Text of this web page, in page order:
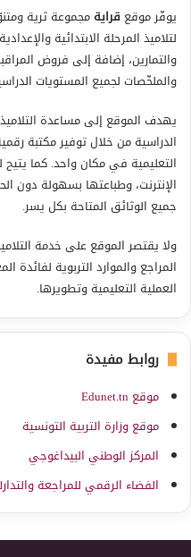
يوفّر موقع قرايةمجموعة ثرية
لتلاميذ المرحلة الابتدائية
والتمارين، إضافة إلى فروض
والملخّصات لجميع المستويات
يهدف الموقع إلى مساعدة
الدراسية من خلال توفير مكتبة
التعليمية في مكان واحد. كما يتيح
الإنترنت، وطباعتها بسهولة دون
جميع الوثائق المتاحة بكل يسر.
ولا يقتصر الموقع على خدمة
المراجع والموارد التربوية
العملية التعليمية وتطويرها.
روابط مفيدة
موقع Edunet.tn
موقع وزارة التربية التونسية
المركز الوطني البيداغوجي
الفضاء الرقمي للمراجعة